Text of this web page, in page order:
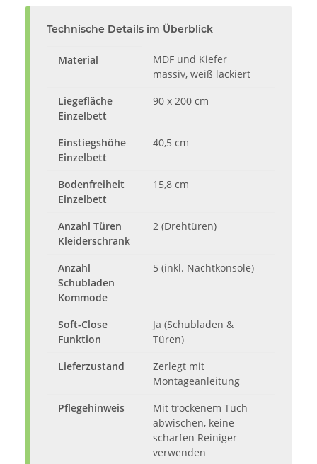
Technische Details im Überblick
Material
MDF und Kiefer
massiv, weiß lackiert
Liegefläche
Einzelbett
90 x 200 cm
Einstiegshöhe
Einzelbett
40,5 cm
Bodenfreiheit
Einzelbett
15,8 cm
Anzahl Türen
Kleiderschrank
2 (Drehtüren)
Anzahl
Schubladen
Kommode
5 (inkl. Nachtkonsole)
Soft-Close
Funktion
Ja (Schubladen &
Türen)
Lieferzustand
Zerlegt mit
Montageanleitung
Pflegehinweis
Mit trockenem Tuch
abwischen, keine
scharfen Reiniger
verwenden